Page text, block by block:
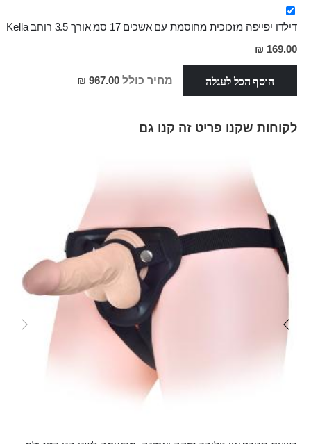
דילדו יפייפה מזכוכית מחוסמת עם אשכים 17 סמ אורך 3.5 רוחב Kella
מחיר
מבצע
169.00 ₪
הוסף הכל לעגלה מחיר כולל 967.00 ₪
לקוחות שקנו פריט זה קנו גם